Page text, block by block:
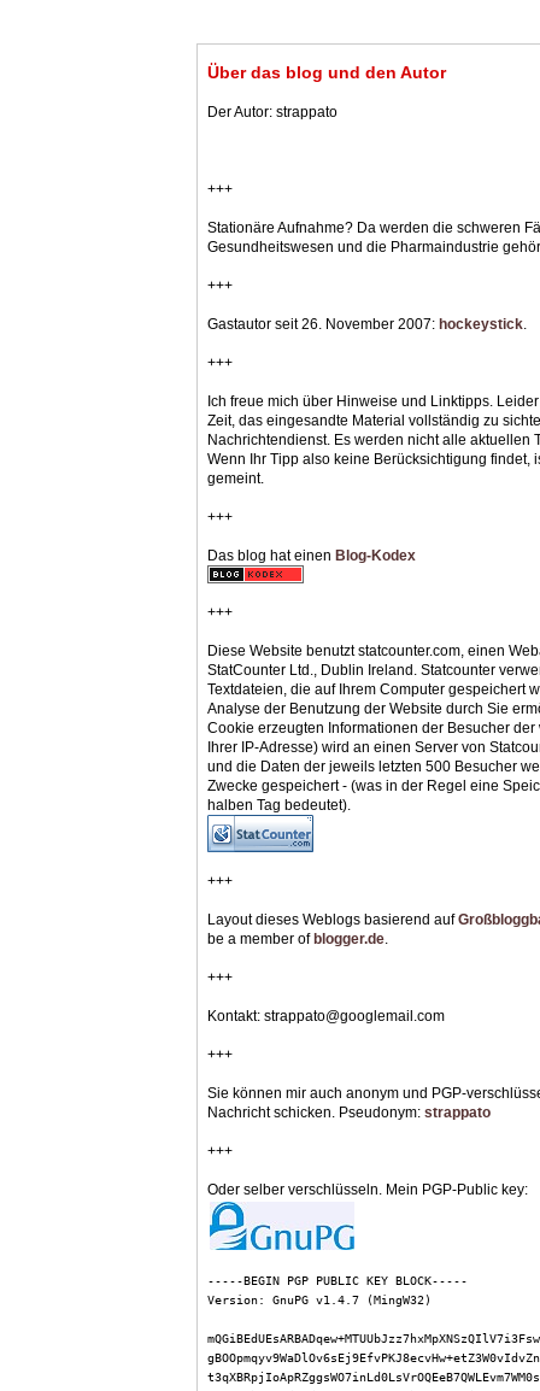
Über das blog und den Autor
Der Autor: strappato
+++
Stationäre Aufnahme? Da werden die schweren
Gesundheitswesen und die Pharmaindustrie
+++
Gastautor seit 26. November 2007: hockeystick
+++
Ich freue mich über Hinweise und Linktipps.
Zeit, das eingesandte Material vollständig zu
Nachrichtendienst. Es werden nicht alle aktuellen
Wenn Ihr Tipp also keine Berücksichtigung findet,
gemeint.
+++
Das blog hat einen Blog-Kodex
+++
Diese Website benutzt statcounter.com, einen
StatCounter Ltd., Dublin Ireland. Statcounter
Textdateien, die auf Ihrem Computer gespeichert
Analyse der Benutzung der Website durch Sie
Cookie erzeugten Informationen der Besucher
Ihrer IP-Adresse) wird an einen Server von
und die Daten der jeweils letzten 500 Besucher
Zwecke gespeichert - (was in der Regel eine
halben Tag bedeutet).
+++
Layout dieses Weblogs basierend auf
be a member ofblogger.de
+++
Kontakt: strappato@googlemail.com
+++
Sie können mir auch anonym und PGP-
Nachricht schicken. Pseudonym: strappato
+++
Oder selber verschlüsseln. Mein PGP-Public key:
-----BEGIN PGP PUBLIC KEY BLOCK-----
Version: GnuPG v1.4.7 (MingW32)